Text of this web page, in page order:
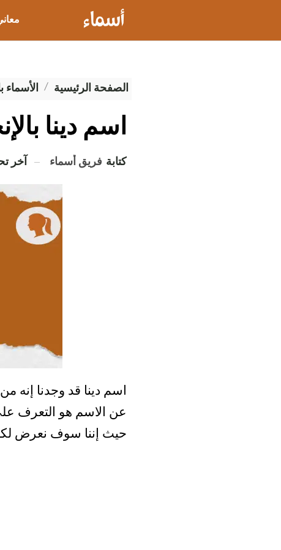
الصفحة الرئيسية الأسماء
اسم دينا
كتابة فريق أسماء آخر
اسم دينا قد وجدنا إنه
عن الاسم هو التعرف على
حيث إننا سوف نعرض لكم